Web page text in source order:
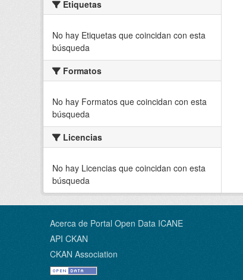
Etiquetas
No hay Etiquetas que coincidan con esta
búsqueda
Formatos
No hay Formatos que coincidan con esta
búsqueda
Licencias
No hay Licencias que coincidan con esta
búsqueda
Acerca de Portal Open Data ICANE
API CKAN
CKAN Association